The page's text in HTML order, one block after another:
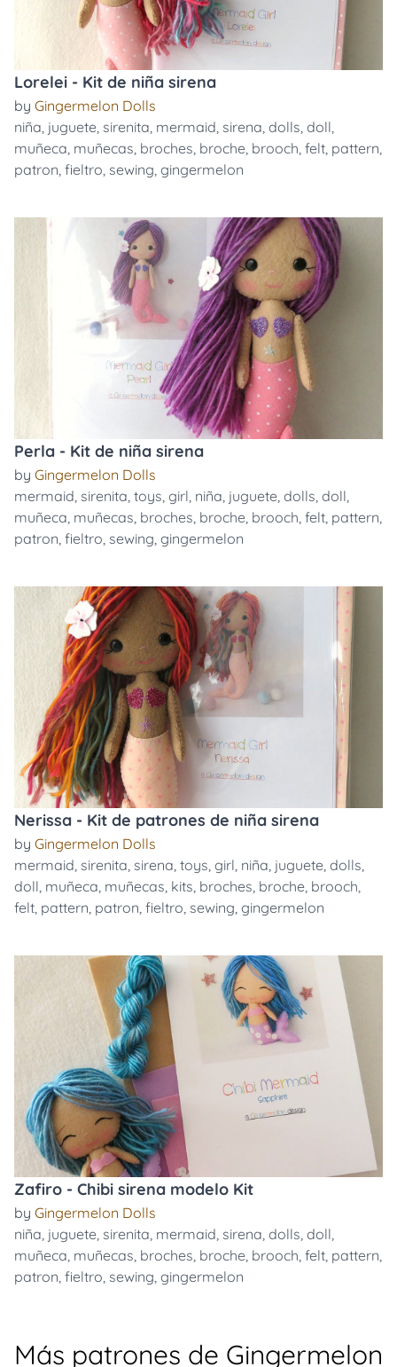
Lorelei - Kit de niña sirena
by Gingermelon Dolls
niña, juguete, sirenita, mermaid, sirena, dolls, doll,
muñeca, muñecas, broches, broche, brooch, felt, pattern,
patron, fieltro, sewing, gingermelon
Perla - Kit de niña sirena
by Gingermelon Dolls
mermaid, sirenita, toys, girl, niña, juguete, dolls, doll,
muñeca, muñecas, broches, broche, brooch, felt, pattern,
patron, fieltro, sewing, gingermelon
Nerissa - Kit de patrones de niña sirena
by Gingermelon Dolls
mermaid, sirenita, sirena, toys, girl, niña, juguete, dolls,
doll, muñeca, muñecas, kits, broches, broche, brooch,
felt, pattern, patron, fieltro, sewing, gingermelon
Zafiro - Chibi sirena modelo Kit
by Gingermelon Dolls
niña, juguete, sirenita, mermaid, sirena, dolls, doll,
muñeca, muñecas, broches, broche, brooch, felt, pattern,
patron, fieltro, sewing, gingermelon
Más patrones de Gingermelon